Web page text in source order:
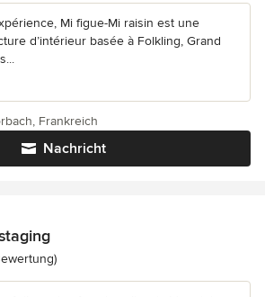
Mi figue-Mi raisin est une
d’intérieur basée à Folkling, Grand
Nachricht
Frankreich
5 von 5 Sternen